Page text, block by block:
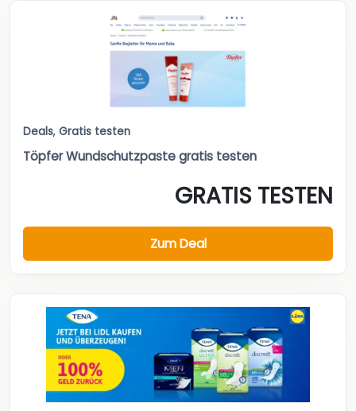
Deals, Gratis testen
Töpfer Wundschutzpaste gratis testen
GRATIS TESTEN
Zum Deal